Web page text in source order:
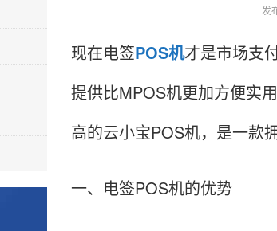
发
现在电签POS机才是市场支
提供比MPOS机更加方便实
高的云小宝POS机，是一款
一、电签POS机的优势